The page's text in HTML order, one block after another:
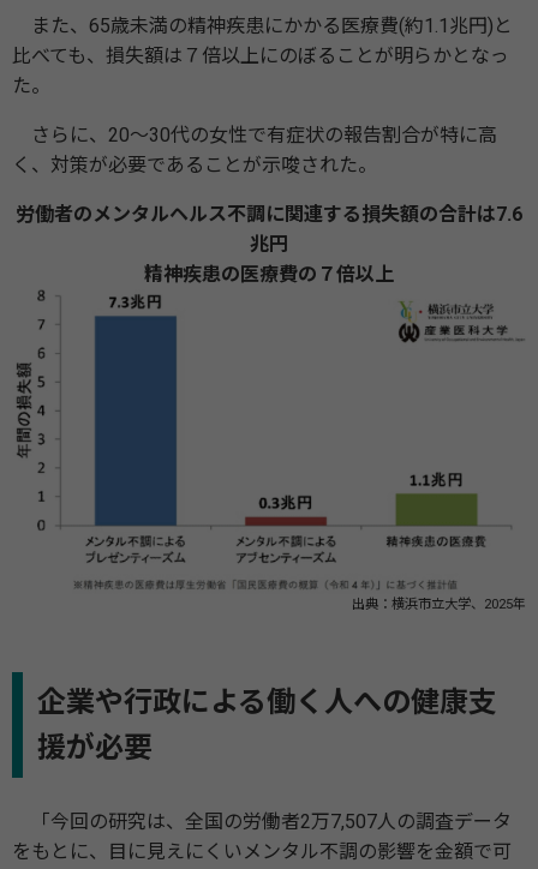
また、65歳未満の精神疾患にかかる医療費(約1.1兆円)と
比べても、損失額は７倍以上にのぼることが明らかとなっ
た。
さらに、20〜30代の女性で有症状の報告割合が特に高
く、対策が必要であることが示唆された。
労働者のメンタルヘルス不調に関連する損失額の合計は7.6
兆円
精神疾患の医療費の７倍以上
出典：横浜市立大学、2025年
企業や行政による働く人への健康支
援が必要
「今回の研究は、全国の労働者2万7,507人の調査データ
をもとに、目に見えにくいメンタル不調の影響を金額で可